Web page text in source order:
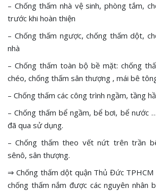
– Chống thấm nhà vệ sinh, phòng tắm,
trước khi hoàn thiện
– Chống thấm ngược, chống thấm dột,
nhà
– Chống thấm toàn bộ bề mặt: chống
chéo, chống thấm sân thượng , mái bê
– Chống thấm các công trình ngầm, tầng
– Chống thấm bể ngầm, bể bơi, bể nước
đã qua sử dụng.
– Chống thấm theo vết nứt trên trần
sênô, sân thượng.
⇒ Chống thấm dột quận Thủ Đức TPHCM
chống thấm nắm được các nguyên nhân